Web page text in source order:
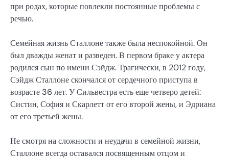
при родах, которые повлекли постоянные проблемы с
речью.
Семейная жизнь Сталлоне также была неспокойной. Он
был дважды женат и разведен. В первом браке у актера
родился сын по имени Сэйдж. Трагически, в 2012 году,
Сэйдж Сталлоне скончался от сердечного приступа в
возрасте 36 лет. У Сильвестра есть еще четверо детей:
Систин, София и Скарлетт от его второй жены, и Эдриана
от его третьей жены.
Не смотря на сложности и неудачи в семейной жизни,
Сталлоне всегда оставался посвященным отцом и